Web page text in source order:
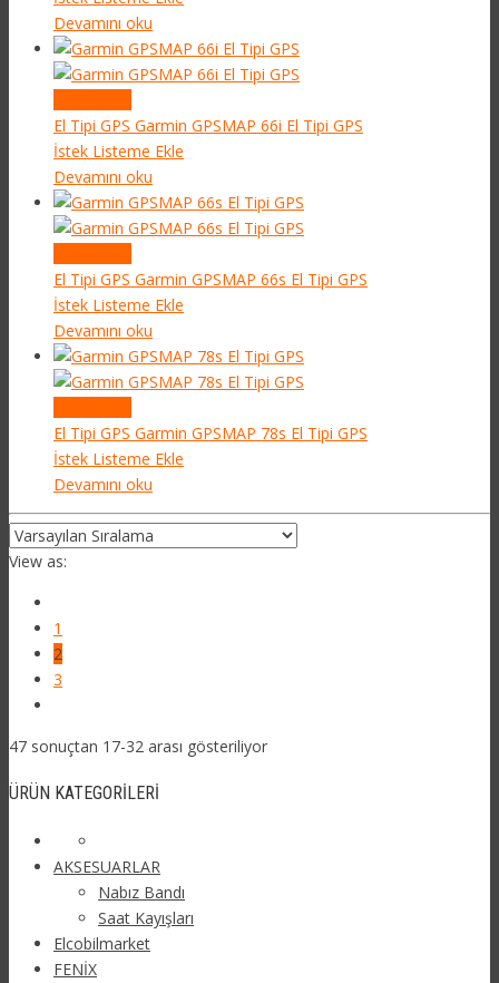
Devamını oku
El Tipi GPS Garmin GPSMAP 66i El Tipi GPS
İstek Listeme Ekle
Devamını oku
El Tipi GPS Garmin GPSMAP 66s El Tipi GPS
İstek Listeme Ekle
Devamını oku
El Tipi GPS Garmin GPSMAP 78s El Tipi GPS
İstek Listeme Ekle
Devamını oku
View as:
1
2
3
47 sonuçtan 17-32 arası gösteriliyor
ÜRÜN KATEGORILERI
AKSESUARLAR
Nabız Bandı
Saat Kayışları
Elcobilmarket
FENİX